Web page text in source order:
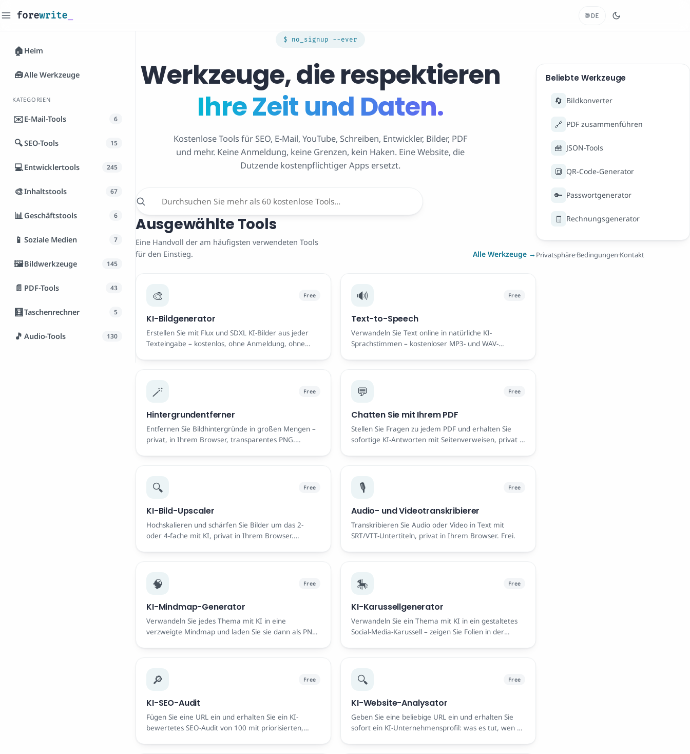
forewrite 🌐 DE
🏠 Heim
🧰Alle Werkzeuge
KATEGORIEN
✉️E-Mail-Tools 6
🔍SEO-Tools 15
💻Entwicklertools 245
🎨Inhaltstools 67
📊 Geschäftstools 6
📱 Soziale Medien 7
🖼️Bildwerkzeuge 145
📄 PDF-Tools 43
🧮Taschenrechner 5
🎵 Audio-Tools 130
$ no_signup --ever
Werkzeuge, die respektieren
Ihre Zeit und Daten.
Kostenlose Tools für SEO, E-Mail, YouTube, Schreiben, Entwickler, Bilder, PDF
und mehr. Keine Anmeldung, keine Grenzen, kein Haken. Eine Website, die
Dutzende kostenpflichtiger Apps ersetzt.
Ausgewählte Tools
Eine Handvoll der am häufigsten verwendeten Tools
für den Einstieg.
Alle Werkzeuge →
🎨 Free
KI-Bildgenerator
Erstellen Sie mit Flux und SDXL KI-Bilder aus jeder
Texteingabe – kostenlos, ohne Anmeldung, ohne
🔊 Free
Text-to-Speech
Verwandeln Sie Text online in natürliche KI-
Sprachstimmen – kostenloser MP3- und WAV-
🪄 Free
Hintergrundentferner
Entfernen Sie Bildhintergründe in großen Mengen –
privat, in Ihrem Browser, transparentes PNG.
💬 Free
Chatten Sie mit Ihrem PDF
Stellen Sie Fragen zu jedem PDF und erhalten Sie
sofortige KI-Antworten mit Seitenverweisen, privat in
🔍 Free
KI-Bild-Upscaler
Hochskalieren und schärfen Sie Bilder um das 2-
oder 4-fache mit KI, privat in Ihrem Browser.
🎙️ Free
Audio- und Videotranskribierer
Transkribieren Sie Audio oder Video in Text mit
SRT/VTT-Untertiteln, privat in Ihrem Browser. Frei.
🧠 Free
KI-Mindmap-Generator
Verwandeln Sie jedes Thema mit KI in eine
verzweigte Mindmap und laden Sie sie dann als PNG
🎠 Free
KI-Karussellgenerator
Verwandeln Sie ein Thema mit KI in ein gestaltetes
Social-Media-Karussell – zeigen Sie Folien in der
🔎 Free
KI-SEO-Audit
Fügen Sie eine URL ein und erhalten Sie ein KI-
bewertetes SEO-Audit von 100 mit priorisierten,
🔍 Free
KI-Website-Analysator
Geben Sie eine beliebige URL ein und erhalten Sie
sofort ein KI-Unternehmensprofil: was es tut, wen es
Beliebte Werkzeuge
🔄 Bildkonverter
🔗 PDF zusammenführen
🧰 JSON-Tools
🔳 QR-Code-Generator
🔑 Passwortgenerator
🧾 Rechnungsgenerator
Privatsphäre·Bedingungen·Kontakt